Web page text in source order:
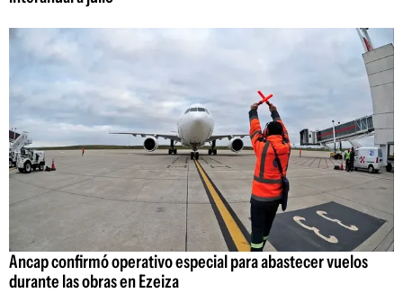
Ancap confirmó operativo especial para abastecer vuelos
durante las obras en Ezeiza